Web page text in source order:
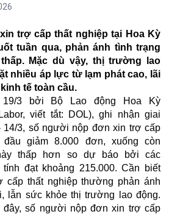
trợ cấp thất nghiệp tại Hoa Kỳ
tuần qua, phản ánh tình trạng
Mặc dù vậy, thị trường lao
nhiều áp lực từ lạm phát cao, lãi
tế toàn cầu.
19/3 bởi Bộ Lao động Hoa Kỳ
viết tắt: DOL), ghi nhận giai
14/3, số người nộp đơn xin trợ cấp
giảm 8.000 đơn, xuống còn
thấp hơn so dự báo bởi các
đạt khoảng 215.000. Cần biết
cấp thất nghiệp thường phản ánh
lẫn sức khỏe thị trường lao động.
đây, số người nộp đơn xin trợ cấp